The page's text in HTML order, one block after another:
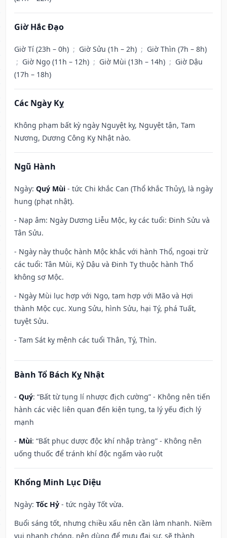
Giờ Hắc Đạo
Giờ Tí (23h – 0h) ; Giờ Sửu (1h – 2h) ; Giờ Thìn (7h – 8h)
; Giờ Ngọ (11h – 12h) ; Giờ Mùi (13h – 14h) ; Giờ Dậu
(17h – 18h)
Các Ngày Kỵ
Không phạm bất kỳ ngày Nguyệt kỵ, Nguyệt tận, Tam
Nương, Dương Công Kỵ Nhật nào.
Ngũ Hành
Ngày: Quý Mùi - tức Chi khắc Can (Thổ khắc Thủy), là ngày
hung (phạt nhật).
- Nạp âm: Ngày Dương Liễu Mộc, kỵ các tuổi: Đinh Sửu và
Tân Sửu.
- Ngày này thuộc hành Mộc khắc với hành Thổ, ngoại trừ
các tuổi: Tân Mùi, Kỷ Dậu và Đinh Tỵ thuộc hành Thổ
không sợ Mộc.
- Ngày Mùi lục hợp với Ngọ, tam hợp với Mão và Hợi
thành Mộc cục. Xung Sửu, hình Sửu, hại Tý, phá Tuất,
tuyệt Sửu.
- Tam Sát kỵ mệnh các tuổi Thân, Tý, Thìn.
Bành Tổ Bách Kỵ Nhật
- Quý: “Bất từ tụng lí nhược địch cường” - Không nên tiến
hành các việc liên quan đến kiện tụng, ta lý yếu địch lý
mạnh
- Mùi: “Bất phục dược độc khí nhập tràng” - Không nên
uống thuốc để tránh khí độc ngấm vào ruột
Khổng Minh Lục Diệu
Ngày: Tốc Hỷ - tức ngày Tốt vừa.
Buổi sáng tốt, nhưng chiều xấu nên cần làm nhanh. Niềm
vui nhanh chóng, nên dùng để mưu đại sự, sẽ thành